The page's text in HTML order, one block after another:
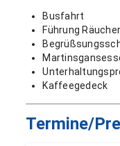
Busfahrt
Führung
Kaffeegedeck
Termine/